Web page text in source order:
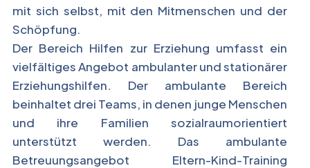
mit sich selbst, mit den Mitmenschen und der
Schöpfung.
Der Bereich Hilfen zur Erziehung umfasst ein
vielfältiges Angebot ambulanter und stationärer
Erziehungshilfen. Der ambulante Bereich
beinhaltet drei Teams, in denen junge Menschen
und ihre Familien sozialraumorientiert
unterstützt werden. Das ambulante
Betreuungsangebot Eltern-Kind-Training